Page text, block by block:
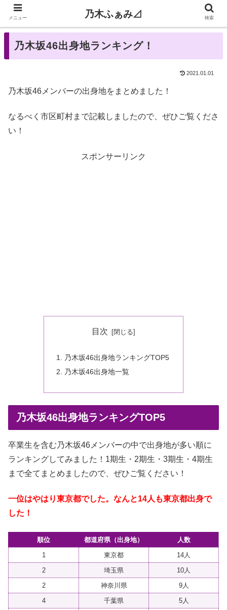
乃木坂46出身地ランキング！
2021.01.01
乃木坂46メンバーの出身地をまとめました！
なるべく市区町村まで記載しましたので、ぜひご覧くださ
い！
スポンサーリンク
目次
乃木坂46出身地ランキングTOP5
乃木坂46出身地一覧
乃木坂46出身地ランキングTOP5
卒業生を含む乃木坂46メンバーの中で出身地が多い順に
ランキングしてみました！1期生・2期生・3期生・4期生
まで全てまとめましたので、ぜひご覧ください！
一位はやはり東京都でした。なんと14人も東京都出身で
した！
順位 都道府県（出身地）
人数
1
東京都
14人
2
埼玉県
10人
2
神奈川県
9人
4
千葉県
5人
メニュー 乃木ふぁみ⊿ 検索